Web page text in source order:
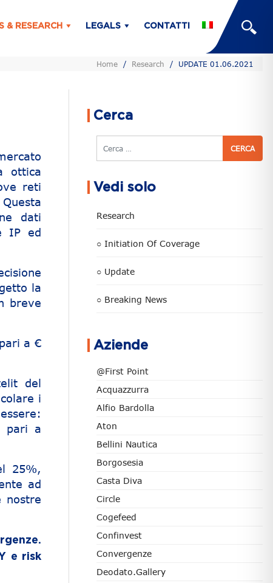
& RESEARCH LEGALS CONTATTI
Home / Research / UPDATE 01.06.2021
ottica
reti
dati
IP ed
la
breve
a €
del
i
pari a
25%,
ad
nostre
e risk
Cerca
Cerca
Vedi solo
Research
○ Initiation Of Coverage
○ Update
○ Breaking News
Aziende
@First Point
Acquazzurra
Alfio Bardolla
Aton
Bellini Nautica
Borgosesia
Casta Diva
Circle
Cogefeed
Confinvest
Convergenze
Deodato.Gallery